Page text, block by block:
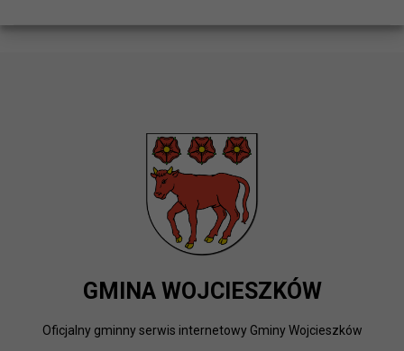
GMINA WOJCIESZKÓW
Oficjalny gminny serwis internetowy Gminy Wojcieszków